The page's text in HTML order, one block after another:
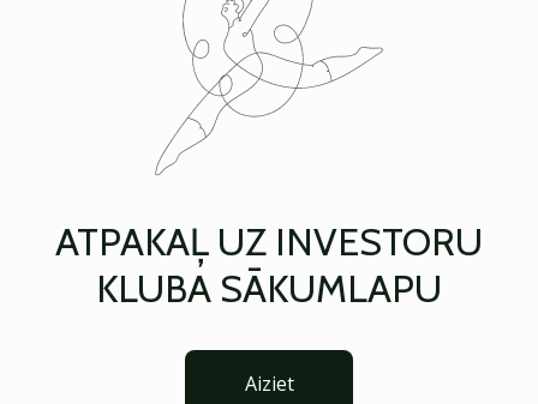
ATPAKAĻ UZ INVESTORU
KLUBA SĀKUMLAPU
Aiziet